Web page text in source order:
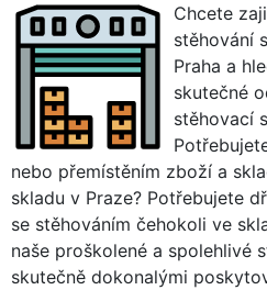
Chcete
stěhování
Praha a
skutečné
stěhovací
nebo přemístěním zboží a
skladu v Praze? Potřebujete
se stěhováním čehokoli ve
naše proškolené a spolehlivé
skutečně dokonalými